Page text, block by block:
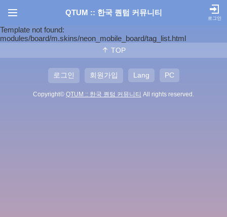
QTUM :: 한국 퀀텀 커뮤니티
로그인
Template not found:
modules/board/m.skins/neon_mobile_board/tag_list.html
TOP
로그인 회원가입 Lang PC
Copyright© QTUM :: 한국 퀀텀 커뮤니티 All rights reserved.